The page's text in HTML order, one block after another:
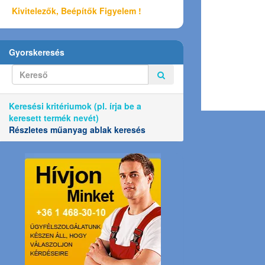
Kivitelezők, Beépítők Figyelem !
Gyorskeresés
Keresési kritériumok (pl. írja be a
keresett termék nevét)
Részletes műanyag ablak keresés